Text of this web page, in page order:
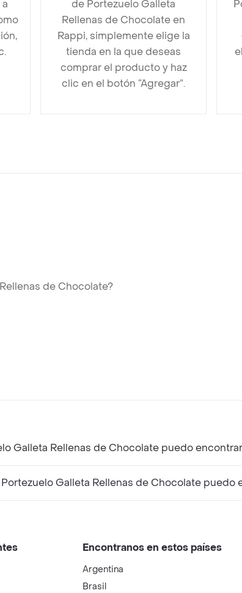
de Portezuelo Galleta
Rellenas de Chocolate en
Rappi, simplemente elige la
tienda en la que deseas
comprar el producto y haz
clic en el botón “Agregar”.
de Chocolate?
Galleta Rellenas de Chocolate puedo
Galleta Rellenas de Chocolate puedo
Encontranos en estos países
Argentina
Brasil